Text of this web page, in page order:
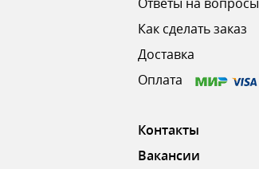
Как сделать заказ
Доставка
Оплата
Контакты
Вакансии